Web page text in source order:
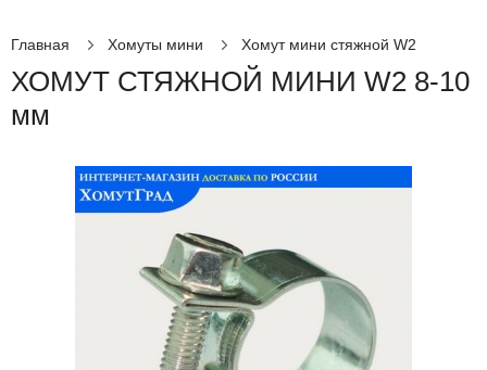
Главная Хомуты мини Хомут мини стяжной W2
ХОМУТ СТЯЖНОЙ МИНИ W2 8-10
мм